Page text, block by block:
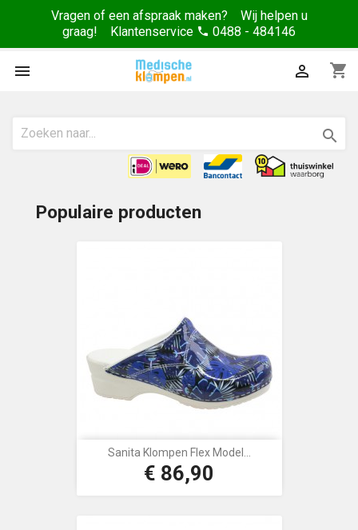
Vragen of een afspraak maken? Wij helpen u
graag! Klantenservice phone 0488 - 484146
 shopping_cart


Populaire producten
Sanita Klompen Flex Model...
Prijs
€ 86,90